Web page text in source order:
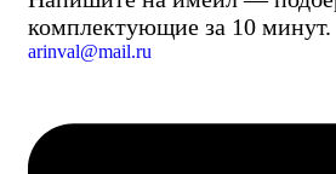
комплектующие за 10 минут.
arinval@mail.ru